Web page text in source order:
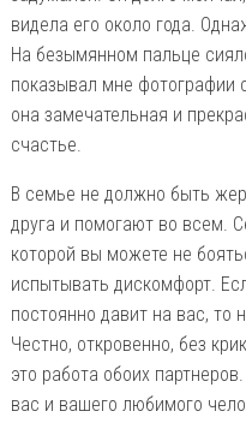
видела его около года.
На безымянном пальце
показывал мне фотографии
она замечательная и
счастье.
В семье не должно быть
друга и помогают во всем.
которой вы можете не
испытывать дискомфорт.
постоянно давит на вас, то
Честно, откровенно, без
это работа обоих
вас и вашего любимого